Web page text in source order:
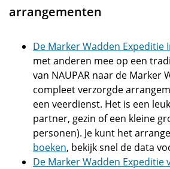
arrangementen
De Marker Wadden Expeditie
met anderen mee op een
van NAUPAR naar de Marker
compleet verzorgde
een veerdienst. Het is een
partner, gezin of een kleine
personen). Je kunt het
boeken, bekijk snel de data
De Marker Wadden Expeditie